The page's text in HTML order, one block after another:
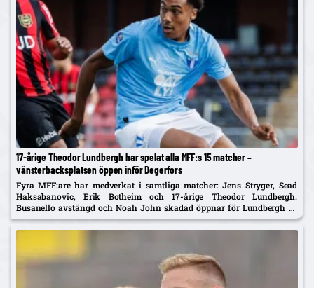
17-årige Theodor Lundbergh har spelat alla MFF:s 15 matcher –
vänsterbacksplatsen öppen inför Degerfors
Fyra MFF:are har medverkat i samtliga matcher: Jens Stryger, Sead
Haksabanovic, Erik Botheim och 17-årige Theodor Lundbergh.
Busanello avstängd och Noah John skadad öppnar för Lundbergh vs
Johan Karlsson om vänsterbacken.